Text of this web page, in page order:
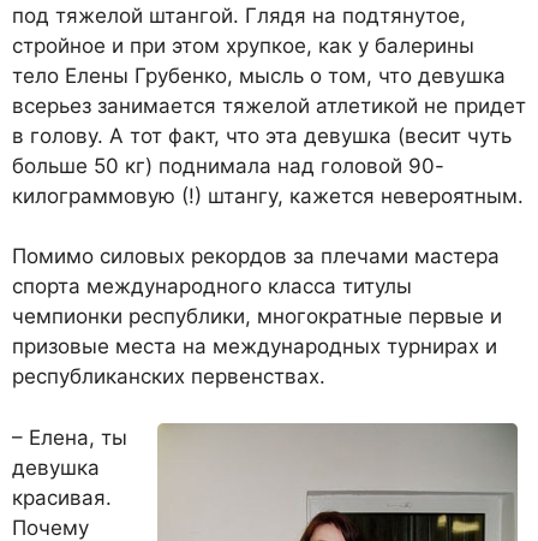
под тяжелой штангой. Глядя на подтянутое,
стройное и при этом хрупкое, как у балерины
тело Елены Грубенко, мысль о том, что девушка
всерьез занимается тяжелой атлетикой не придет
в голову. А тот факт, что эта девушка (весит чуть
больше 50 кг) поднимала над головой 90-
килограммовую (!) штангу, кажется невероятным.
Помимо силовых рекордов за плечами мастера
спорта международного класса титулы
чемпионки республики, многократные первые и
призовые места на международных турнирах и
республиканских первенствах.
– Елена, ты
девушка
красивая.
Почему